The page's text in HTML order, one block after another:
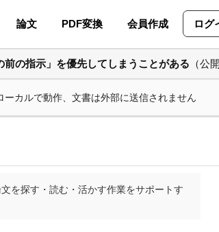
論文 PDF変換 会員作成 ログ
の指示」を優先してしまうことがある （公
カルで動作、文書は外部に送信されません
を探す・読む・活かす作業をサポートす